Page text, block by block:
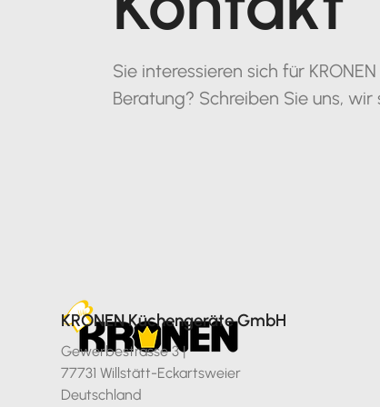
Sie interessieren sich für
Beratung? Schreiben Sie uns, wir
KRONEN Küchengeräte GmbH
Gewerbestrasse 3 |
77731 Willstätt-Eckartsweier
Deutschland